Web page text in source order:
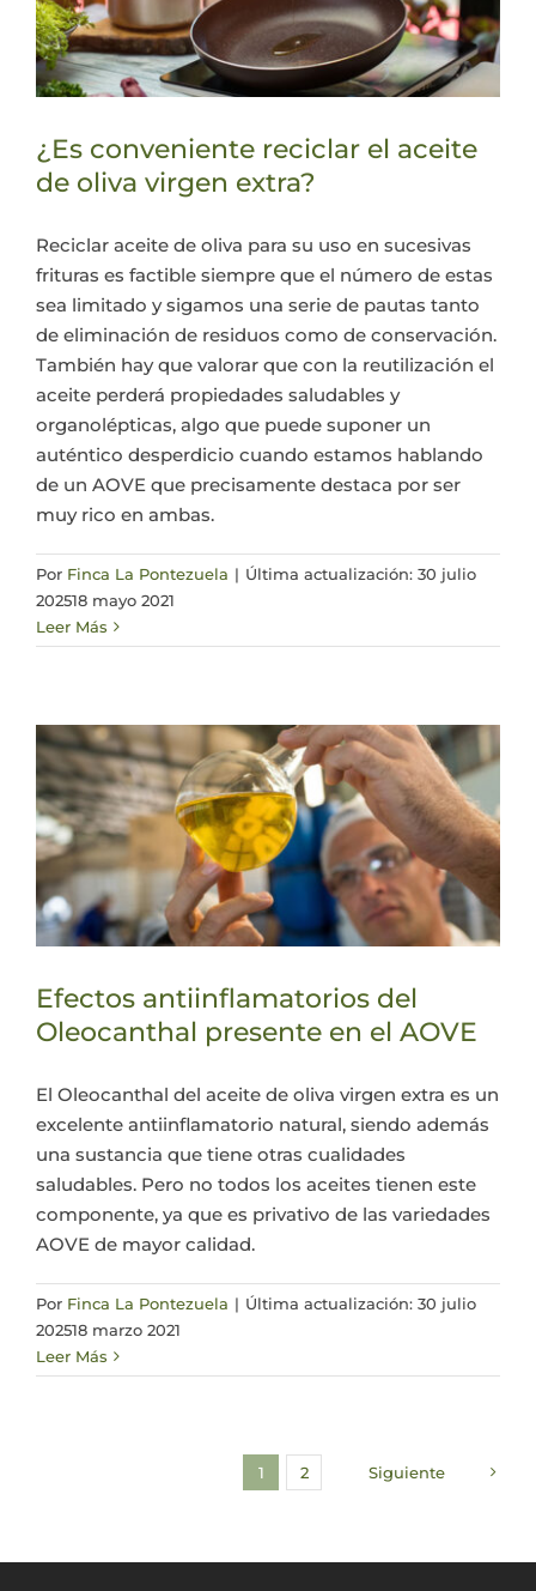
¿Es conveniente reciclar el aceite
de oliva virgen extra?
Reciclar aceite de oliva para su uso en sucesivas
frituras es factible siempre que el número de estas
sea limitado y sigamos una serie de pautas tanto
de eliminación de residuos como de conservación.
También hay que valorar que con la reutilización el
aceite perderá propiedades saludables y
organolépticas, algo que puede suponer un
auténtico desperdicio cuando estamos hablando
de un AOVE que precisamente destaca por ser
muy rico en ambas.
Por Finca La Pontezuela | Última actualización: 30 julio
202518 mayo 2021
Leer Más
Efectos antiinflamatorios del
Oleocanthal presente en el AOVE
El Oleocanthal del aceite de oliva virgen extra es un
excelente antiinflamatorio natural, siendo además
una sustancia que tiene otras cualidades
saludables. Pero no todos los aceites tienen este
componente, ya que es privativo de las variedades
AOVE de mayor calidad.
Por Finca La Pontezuela | Última actualización: 30 julio
202518 marzo 2021
Leer Más
1 2 Siguiente